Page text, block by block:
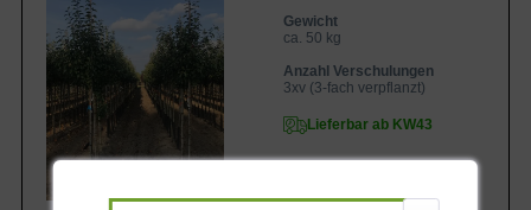
Gewicht
ca. 50 kg
Anzahl Verschulungen
3xv (3-fach verpflanzt)
Lieferbar ab KW43